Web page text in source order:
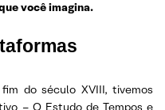
você imagina.
do século XVIII, tivemos
– O Estudo de Tempos e